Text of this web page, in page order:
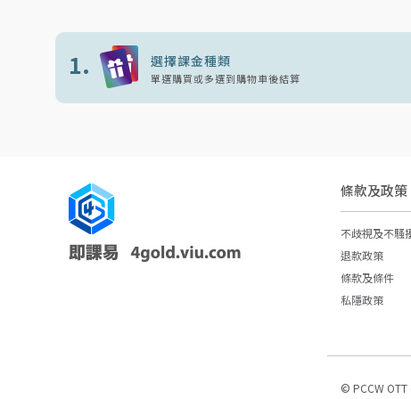
1. 選擇課金種類
單選購買或多選到購物車後結算
條款及政策
不歧視及不騷
退款政策
條款及條件
私隱政策
© PCCW